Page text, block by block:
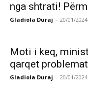
nga shtrati!
Gladiola Duraj - 20/01/2024
Moti i keq,
qarqet
Gladiola Duraj - 20/01/2024